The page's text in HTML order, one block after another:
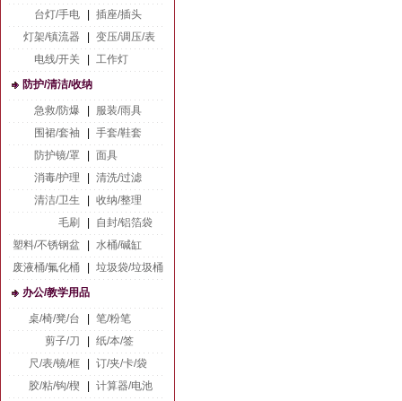
台灯/手电
插座/插头
灯架/镇流器
变压/调压/表
电线/开关
工作灯
防护/清洁/收纳
急救/防爆
服装/雨具
围裙/套袖
手套/鞋套
防护镜/罩
面具
消毒/护理
清洗/过滤
清洁/卫生
收纳/整理
毛刷
自封/铝箔袋
塑料/不锈钢盆
水桶/碱缸
废液桶/氟化桶
垃圾袋/垃圾桶
办公/教学用品
桌/椅/凳/台
笔/粉笔
剪子/刀
纸/本/签
尺/表/镜/框
订/夹/卡/袋
胶/粘/钩/楔
计算器/电池